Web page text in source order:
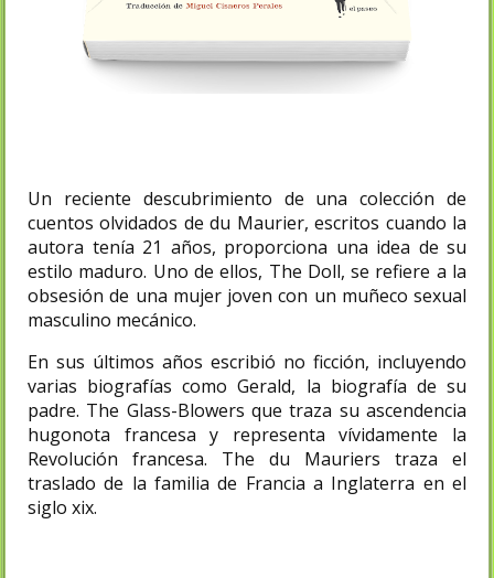
Un reciente descubrimiento de una colección de
cuentos olvidados de du Maurier, escritos cuando la
autora tenía 21 años, proporciona una idea de su
estilo maduro. Uno de ellos, The Doll, se refiere a la
obsesión de una mujer joven con un muñeco sexual
masculino mecánico.
En sus últimos años escribió no ficción, incluyendo
varias biografías como Gerald, la biografía de su
padre. The Glass-Blowers que traza su ascendencia
hugonota francesa y representa vívidamente la
Revolución francesa. The du Mauriers traza el
traslado de la familia de Francia a Inglaterra en el
siglo xix.